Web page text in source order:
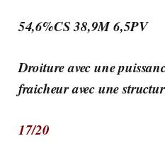
54,6%CS 38,9M 6,5PV
Droiture avec une
fraicheur avec une
17/20